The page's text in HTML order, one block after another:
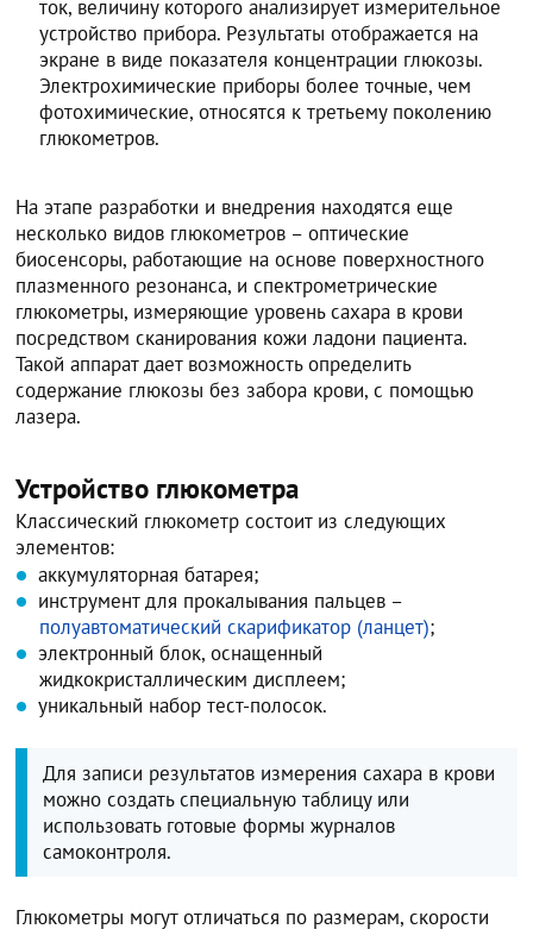
ток, величину которого анализирует измерительное
устройство прибора. Результаты отображается на
экране в виде показателя концентрации глюкозы.
Электрохимические приборы более точные, чем
фотохимические, относятся к третьему поколению
глюкометров.
На этапе разработки и внедрения находятся еще
несколько видов глюкометров – оптические
биосенсоры, работающие на основе поверхностного
плазменного резонанса, и спектрометрические
глюкометры, измеряющие уровень сахара в крови
посредством сканирования кожи ладони пациента.
Такой аппарат дает возможность определить
содержание глюкозы без забора крови, с помощью
лазера.
Устройство глюкометра
Классический глюкометр состоит из следующих
элементов:
аккумуляторная батарея;
инструмент для прокалывания пальцев –
полуавтоматический скарификатор (ланцет);
электронный блок, оснащенный
жидкокристаллическим дисплеем;
уникальный набор тест-полосок.
Для записи результатов измерения сахара в крови
можно создать специальную таблицу или
использовать готовые формы журналов
самоконтроля.
Глюкометры могут отличаться по размерам, скорости